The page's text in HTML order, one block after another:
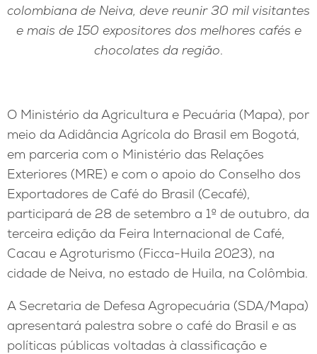
colombiana de Neiva, deve reunir 30 mil visitantes
e mais de 150 expositores dos melhores cafés e
chocolates da região.
O Ministério da Agricultura e Pecuária (Mapa), por
meio da Adidância Agrícola do Brasil em Bogotá,
em parceria com o Ministério das Relações
Exteriores (MRE) e com o apoio do Conselho dos
Exportadores de Café do Brasil (Cecafé),
participará de 28 de setembro a 1º de outubro, da
terceira edição da Feira Internacional de Café,
Cacau e Agroturismo (Ficca-Huila 2023), na
cidade de Neiva, no estado de Huila, na Colômbia.
A Secretaria de Defesa Agropecuária (SDA/Mapa)
apresentará palestra sobre o café do Brasil e as
políticas públicas voltadas à classificação e